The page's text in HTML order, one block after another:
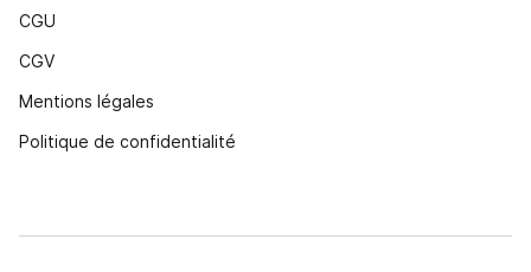
CGU
CGV
Mentions légales
Politique de confidentialité